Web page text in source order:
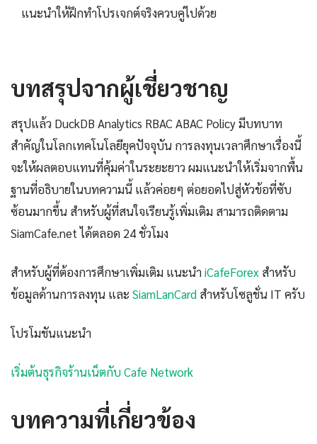
แนะนำให้ฝึกทำโปรเจกต์จริงควบคู่ไปด้วย
บทสรุปจากผู้เชี่ยวชาญ
สรุปแล้ว DuckDB Analytics RBAC ABAC Policy มีบทบาท
สำคัญในโลกเทคโนโลยียุคปัจจุบัน การลงทุนเวลาศึกษาเรื่องนี้
จะให้ผลตอบแทนที่คุ้มค่าในระยะยาว ผมแนะนำให้เริ่มจากพื้น
ฐานที่อธิบายในบทความนี้ แล้วค่อยๆ ต่อยอดไปสู่หัวข้อที่ซับ
ซ้อนมากขึ้น สำหรับผู้ที่สนใจเรียนรู้เพิ่มเติม สามารถติดตาม
SiamCafe.net ได้ตลอด 24 ชั่วโมง
สำหรับผู้ที่ต้องการศึกษาเพิ่มเติม แนะนำiCafeForex สำหรับ
ข้อมูลด้านการลงทุน และ SiamLanCard สำหรับโซลูชั่น IT ครับ
โปรโมชันแนะนำ
เริ่มต้นธุรกิจร้านเน็ตกับ Cafe Network
บทความที่เกี่ยวข้อง